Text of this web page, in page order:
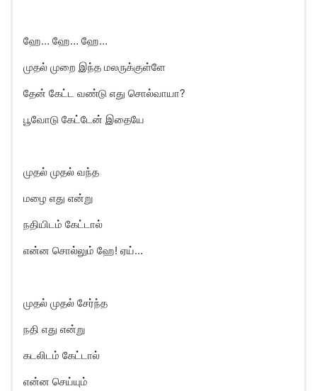
ஹே… ஹே… ஹே…
முதல் முறை இந்த மலருக்குள்ளே
தேன் கேட்ட வண்டு எது சொல்வாயா?
பூவோடு கேட்டேன் இதையே
முதல் முதல் வந்த
மழை எது என்று
நதியிடம் கேட்டால்
என்ன சொல்லும் ஹே! ஏய்…
முதல் முதல் சேர்ந்த
நதி எது என்று
கடலிடம் கேட்டால்
என்ன செய்யும்